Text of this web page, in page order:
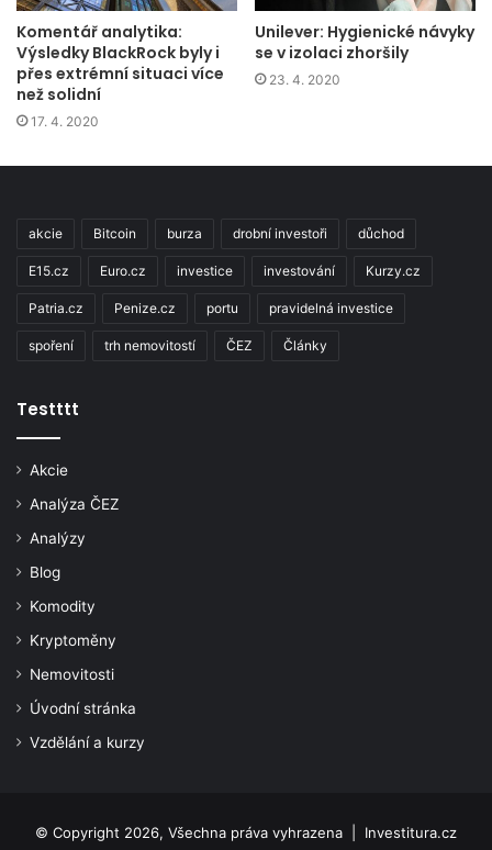
Komentář analytika:
Výsledky BlackRock byly i
přes extrémní situaci více
než solidní
17. 4. 2020
Unilever: Hygienické návyky
se v izolaci zhoršily
23. 4. 2020
akcie Bitcoin burza drobní investoři důchod
E15.cz Euro.cz investice investování Kurzy.cz
Patria.cz Penize.cz portu pravidelná investice
spoření trh nemovitostí ČEZ Články
Testttt
Akcie
Analýza ČEZ
Analýzy
Blog
Komodity
Kryptoměny
Nemovitosti
Úvodní stránka
Vzdělání a kurzy
© Copyright 2026, Všechna práva vyhrazena | Investitura.cz